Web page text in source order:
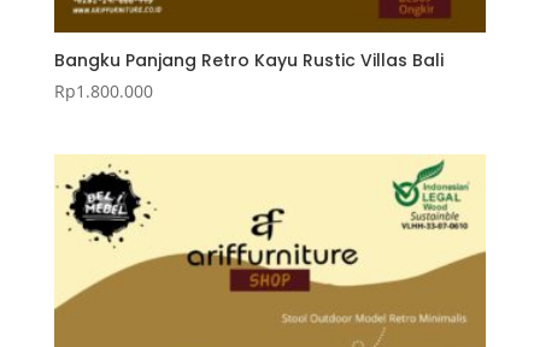
Bangku Panjang Retro Kayu Rustic Villas Bali
Rp1.800.000